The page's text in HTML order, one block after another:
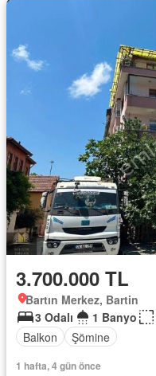
3.700.000 TL
Bartın Merkez, Bartin
3 Odalı
1 Banyo
Balkon
Şömine
1 hafta, 4 gün önce